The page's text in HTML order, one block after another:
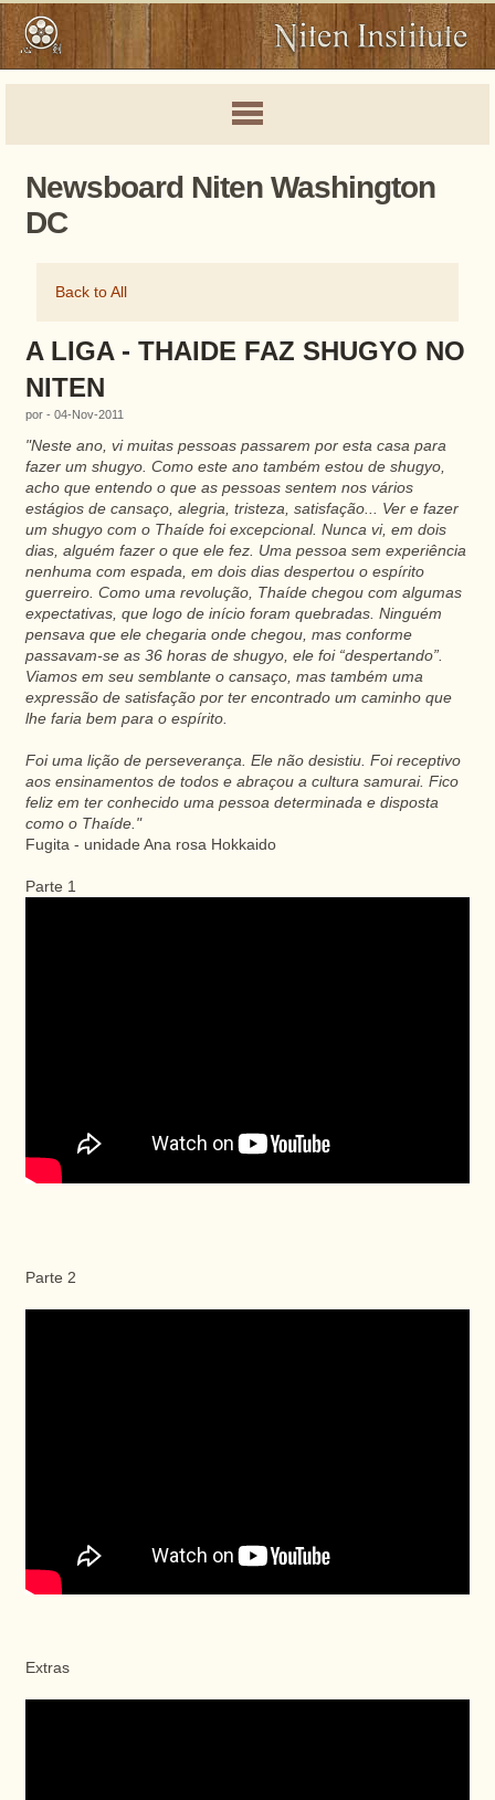
Newsboard Niten Washington
DC
Back to All
A LIGA - THAIDE FAZ SHUGYO NO
NITEN
por - 04-Nov-2011
"Neste ano, vi muitas pessoas passarem por esta casa para
fazer um shugyo. Como este ano também estou de shugyo,
acho que entendo o que as pessoas sentem nos vários
estágios de cansaço, alegria, tristeza, satisfação... Ver e fazer
um shugyocom o Thaídefoi excepcional. Nunca vi, em dois
dias, alguém fazer o que ele fez. Uma pessoa sem experiência
nenhuma com espada, em dois dias despertou o espírito
guerreiro. Como uma revolução, Thaídechegou com algumas
expectativas, que logo de início foram quebradas. Ninguém
pensava que ele chegaria onde chegou, mas conforme
passavam-se as 36 horas de shugyo, ele foi “despertando”.
Viamosem seu semblante o cansaço, mas também uma
expressão de satisfação por ter encontrado um caminho que
lhe faria bem para o espírito.
Foi uma lição de perseverança. Ele não desistiu. Foi receptivo
aos ensinamentos de todos e abraçou a cultura samurai. Fico
feliz em ter conhecido uma pessoa determinada e disposta
como o Thaíde."
Fugita- unidade Ana rosa Hokkaido
Parte 1
Parte 2
Extras